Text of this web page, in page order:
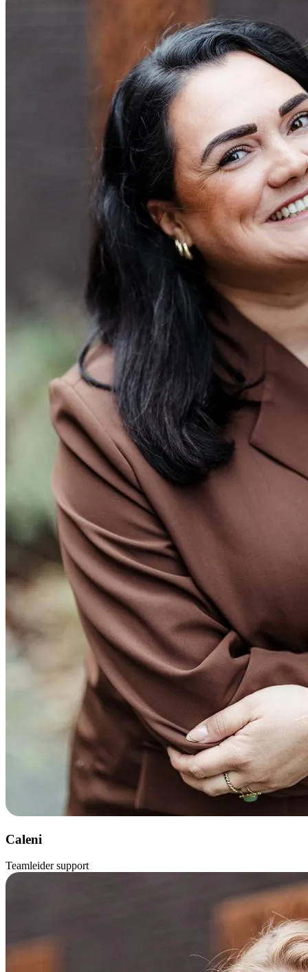
Caleni
Teamleider support